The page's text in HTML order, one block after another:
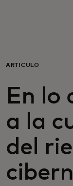
Para
Noticias
ARTÍCULO
En lo
a la
del